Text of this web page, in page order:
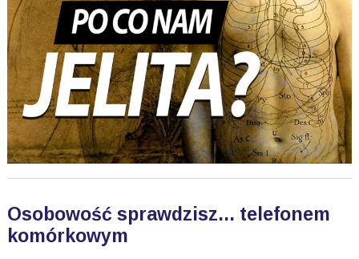
Osobowość sprawdzisz... telefonem
komórkowym